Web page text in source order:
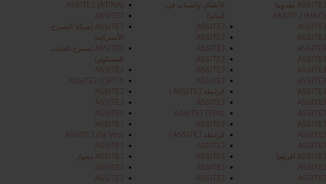
اضغط على مفتاح «Enter» للبحث أو على مفتاح «ESC» للإغلاق
ASSITEJ (ATINA)
ASSITEJ
ASSITEJ (شبكة المسرح
الأسترالية)
ASSITEJ (مسرح الشباب
النمساوي)
ASSITEJ
ASSITEJ (CBTIJ)
ASSITEJ
ASSITEJ
ASSITEJ
ASSITEJ
ASSITEJ (Te Veo)
ASSITEJ
ASSITEJ ديفوار
ASSITEJ
ASSITEJ
الأطفال والشباب في
ألمانيا)
ASSITEJ
ASSITEJ
ASSITEJ
ASSITEJ
ASSITEJ
ASSITEJ
الرابطة ASSITEJ )
ASSITEJ
ASSITEJ (TYAI)
ASSITEJ
الرابطة ASSITEJ )
ASSITEJ
ASSITEJ
ASSITEJ
ASSITEJ
ASSITEJ مقدونيا
ASSITEJ (MKD)
ASSITEJ
ASSITEJ
ASSITEJ
ASSITEJ
ASSITEJ
ASSITEJ
ASSITEJ
ASSITEJ
ASSITEJ
ASSITEJ
ASSITEJ
ASSITEJ
ASSITEJ أفريقيا
ASSITEJ
ASSITEJ